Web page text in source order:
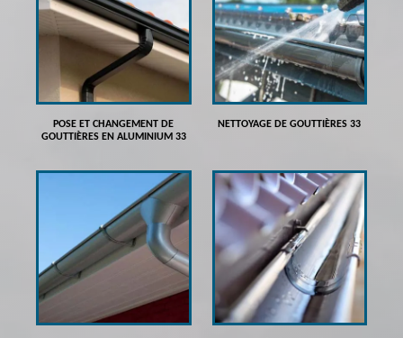
POSE ET CHANGEMENT DE
GOUTTIÈRES EN ALUMINIUM 33
NETTOYAGE DE GOUTTIÈRES 33